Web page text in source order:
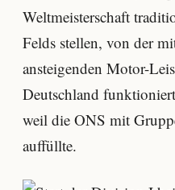
Weltmeisterschaft
Felds stellen, von der
ansteigenden Motor-
Deutschland
weil die ONS mit
auffüllte.